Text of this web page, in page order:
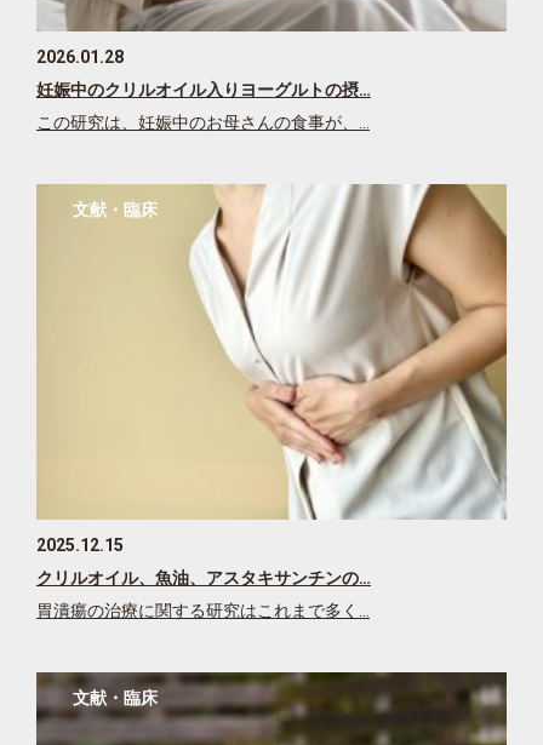
2026.01.28
妊娠中のクリルオイル入りヨーグルトの摂…
この研究は、妊娠中のお母さんの食事が、…
文献・臨床
2025.12.15
クリルオイル、魚油、アスタキサンチンの…
胃潰瘍の治療に関する研究はこれまで多く…
文献・臨床